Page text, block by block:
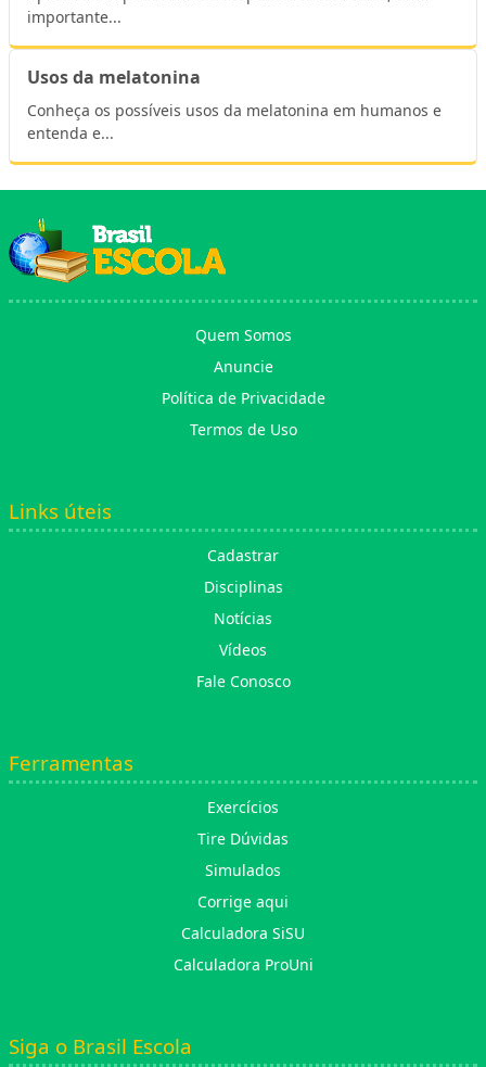
importante...
Usos da melatonina
Conheça os possíveis usos da melatonina em humanos e
entenda e...
Quem Somos
Anuncie
Política de Privacidade
Termos de Uso
Links úteis
Cadastrar
Disciplinas
Notícias
Vídeos
Fale Conosco
Ferramentas
Exercícios
Tire Dúvidas
Simulados
Corrige aqui
Calculadora SiSU
Calculadora ProUni
Siga o Brasil Escola